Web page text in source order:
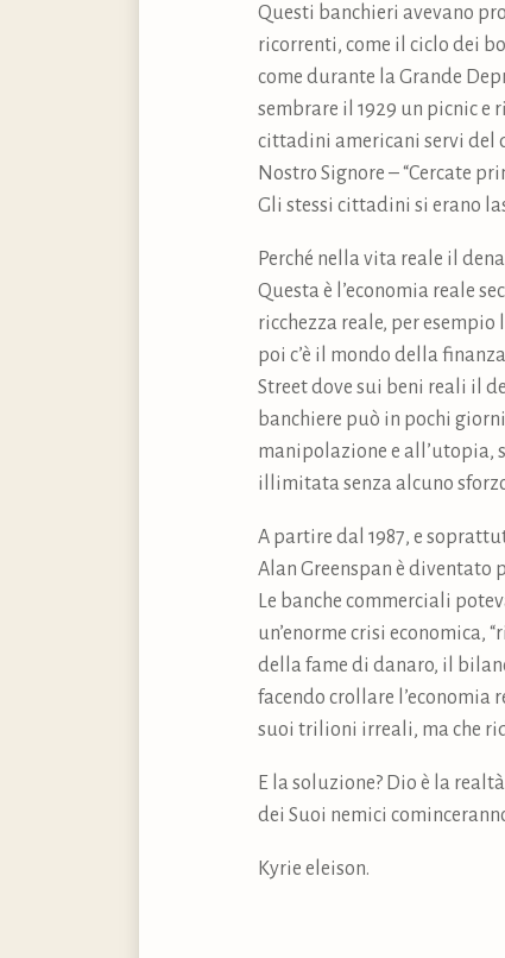
Questi banchieri avevano
ricorrenti, come il ciclo dei
come durante la Grande
sembrare il 1929 un picnic
cittadini americani servi del
Nostro Signore – “Cercate
Gli stessi cittadini si erano
Perché nella vita reale il
Questa è l’economia reale
ricchezza reale, per
poi c’è il mondo della
Street dove sui beni reali il
banchiere può in pochi
manipolazione e all’utopia,
illimitata senza alcuno
A partire dal 1987, e
Alan Greenspan è diventato
Le banche commerciali
un’enorme crisi economica,
della fame di danaro, il
facendo crollare l’economia
suoi trilioni irreali, ma che
E la soluzione? Dio è la
dei Suoi nemici
Kyrie eleison.